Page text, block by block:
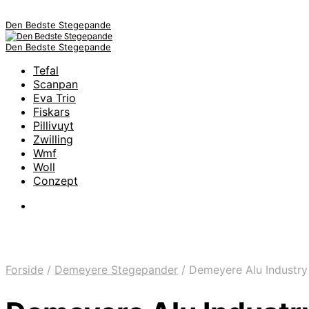
Den Bedste Stegepande
Den Bedste Stegepande
Tefal
Scanpan
Eva Trio
Fiskars
Pillivuyt
Zwilling
Wmf
Woll
Conzept
Forside / Demeyere Stegepander / Demeyere Alu